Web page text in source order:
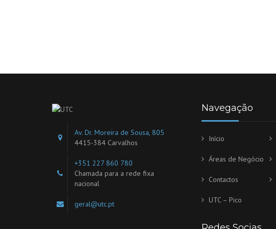
Av. Dr. Moreira de Sousa, 805
4415-384 Carvalhos
+351 227 860 780
Chamada para a rede fixa
nacional
geral@utc.pt
Navegação
Início
Áreas de Negócio
Contactos
UTC – Pico